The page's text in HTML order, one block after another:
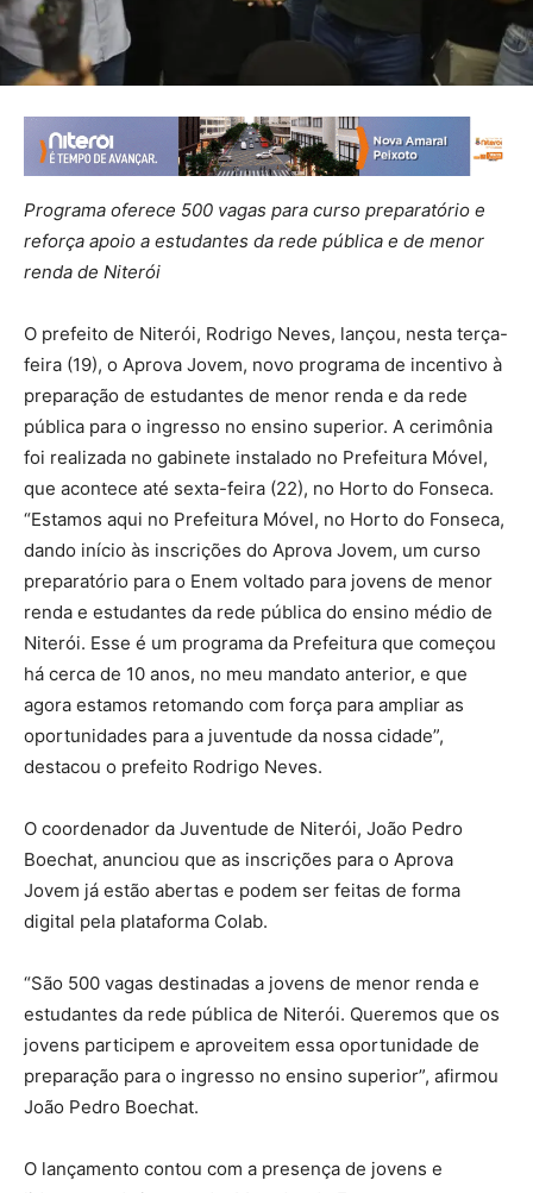
Programa oferece 500 vagas para curso preparatório e
reforça apoio a estudantes da rede pública e de menor
renda de Niterói
O prefeito de Niterói, Rodrigo Neves, lançou, nesta terça-
feira (19), o Aprova Jovem, novo programa de incentivo à
preparação de estudantes de menor renda e da rede
pública para o ingresso no ensino superior. A cerimônia
foi realizada no gabinete instalado no Prefeitura Móvel,
que acontece até sexta-feira (22), no Horto do Fonseca.
“Estamos aqui no Prefeitura Móvel, no Horto do Fonseca,
dando início às inscrições do Aprova Jovem, um curso
preparatório para o Enem voltado para jovens de menor
renda e estudantes da rede pública do ensino médio de
Niterói. Esse é um programa da Prefeitura que começou
há cerca de 10 anos, no meu mandato anterior, e que
agora estamos retomando com força para ampliar as
oportunidades para a juventude da nossa cidade”,
destacou o prefeito Rodrigo Neves.
O coordenador da Juventude de Niterói, João Pedro
Boechat, anunciou que as inscrições para o Aprova
Jovem já estão abertas e podem ser feitas de forma
digital pela plataforma Colab.
“São 500 vagas destinadas a jovens de menor renda e
estudantes da rede pública de Niterói. Queremos que os
jovens participem e aproveitem essa oportunidade de
preparação para o ingresso no ensino superior”, afirmou
João Pedro Boechat.
O lançamento contou com a presença de jovens e